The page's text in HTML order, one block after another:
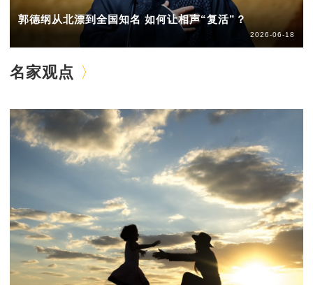
郭德纲从北漂到全国知名 如何让相声“复活”？
2026-06-18
名家观点